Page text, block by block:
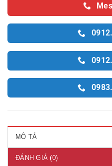
MÔ TẢ
ĐÁNH GIÁ (0)